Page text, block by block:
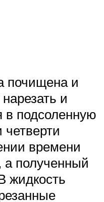
почищена и
и
в подсоленную
времени
а полученный
жидкость